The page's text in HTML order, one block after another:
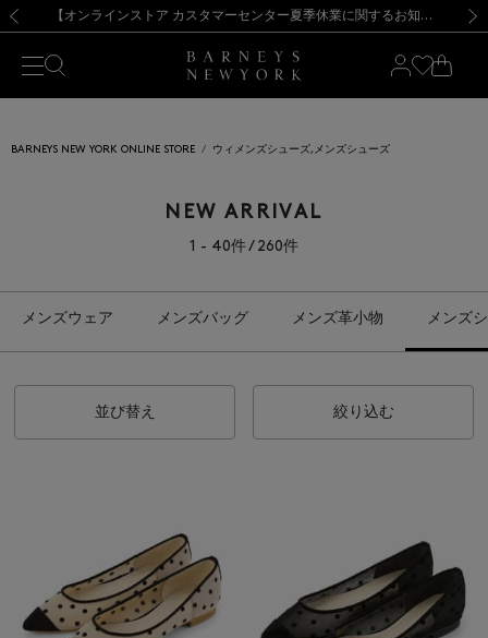
新規登録のお客様も対象！＜MY BARNEYS＞会員のお客様は11,000円（税込）以上のお買上げで常時送料無料！お買い物の際は会員登録を！
【夏季休業に伴う出荷一時停止のお知らせ】(2026.8.7) 【オンラインストア カスタマーセンター夏季休業に関するお知らせ】（2026.8.7）
【夏季休業に伴う返品・交換承り一時停止のお知らせ】（2026.8.5）
熊本県を中心とした地震の影響によるお荷物のお届けについて
【開催中】SUMMER SALEのご案内・ご注意事項 新規登録のお客様も対象！＜MY BARNEYS＞会員のお客様は11,000円（税込）以上のお買上げで常時送料無料！お買い物の際は会員登録を！
【夏季休業に伴う出荷一時停止のお知らせ】(2026.8.7)
BARNEYS NEW YORK ONLINE STORE ウィメンズシューズ,メンズシューズ
NEW ARRIVAL
1 - 40件 / 260件
メンズウェア メンズバッグ メンズ革小物 メンズ
並び替え 絞り込む